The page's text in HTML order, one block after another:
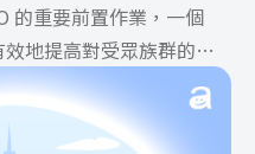
的重要前置作業，一個
地提高對受眾族群的認
、具體的提供未來網站發
達成率。